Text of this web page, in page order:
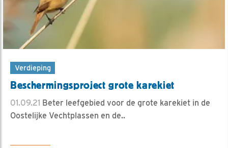
Verdieping
Beschermingsproject grote karekiet
01.09.21 Beter leefgebied voor de grote karekiet in de
Oostelijke Vechtplassen en de..